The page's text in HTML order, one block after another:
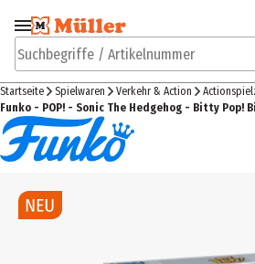
Zur Navigation
springen
Zum
Suchbegriffe / Artikelnummer
Startseite Spielwaren Verkehr & Action
Funko - POP! - Sonic The Hedgehog - Bitty Pop!